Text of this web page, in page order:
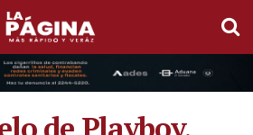
de Playboy,